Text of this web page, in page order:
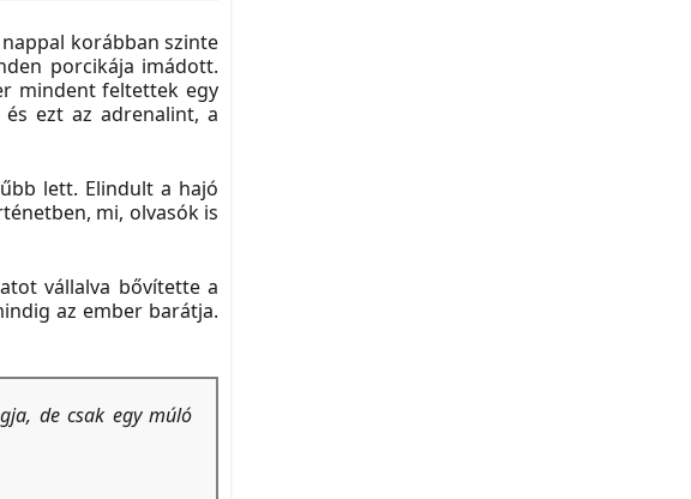
korábban szinte
porcikája imádott.
mindent feltettek egy
ezt az adrenalint, a
lett. Elindult a hajó
mi, olvasók is
vállalva bővítette a
az ember barátja.
de csak egy múló